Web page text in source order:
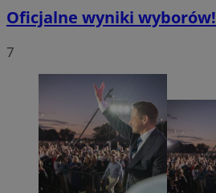
Oficjalne wyniki wyborów!
7